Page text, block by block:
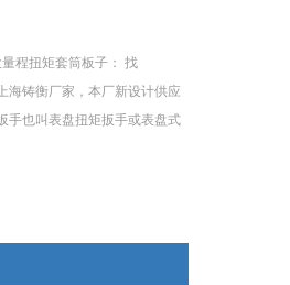
程扭矩套筒板子： 找
海铸衡厂家，本厂新设计供应
手也叫表盘扭矩扳手或表盘式